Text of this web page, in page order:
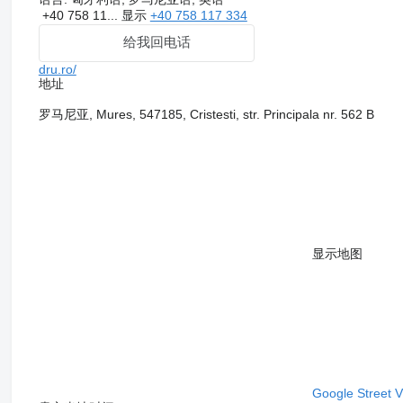
+40 758 11... 显示 +40 758 117 334
给我回电话
dru.ro/
地址
罗马尼亚, Mures, 547185, Cristesti, str. Principala nr. 562 B
显示地图
Google Street